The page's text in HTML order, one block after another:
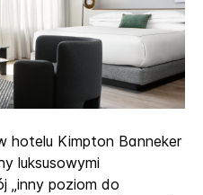
hotelu Kimpton Banneker
luksusowymi
„inny poziom do